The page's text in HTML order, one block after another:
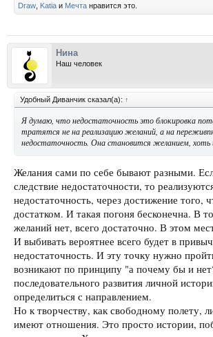
Draw Katia и Мечта нравится это.
Нина
Наш человек
Удобный Диванчик сказал(а): ↑
Я думаю, что недостаточность это блокировка
тратятся не на реализацию желаний, а на
недостаточность. Она становится желанием, хоть
Желания сами по себе бывают разными.
следствие недостаточности, то
недостаточность, через достижение того,
достатком. И такая погоня бесконечна. В
желаний нет, всего достаточно. В этом
И выбивать вероятнее всего будет в
недостаточность. И эту точку нужно
возникают по принципу "а почему бы и
последовательного развития личной
определиться с направлением.
Но к творчеству, как свободному полету,
имеют отношения. Это просто истории,